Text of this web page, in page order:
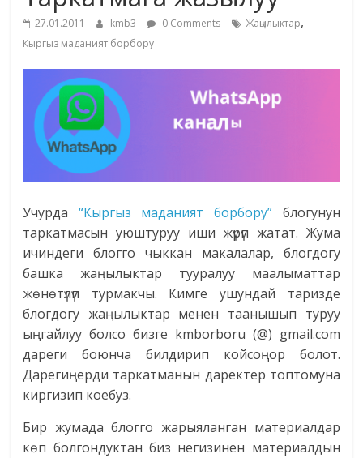
маданияты
жана
адабияты
27.01.2011 kmb3 0 Comments Жаңылыктар,
Кыргыз маданият борбору
Учурда “Кыргыз маданият борбору” блогунун
таркатмасын уюштуруу иши жүрүп жатат. Жума
ичиндеги блогго чыккан макалалар, блогдогу
башка жаңылыктар тууралуу маалыматтар
жөнөтүлүп турмакчы. Кимге ушундай таризде
блогдогу жаңылыктар менен таанышып туруу
ыңгайлуу болсо бизге kmborboru (@) gmail.com
дареги боюнча билдирип койсоңор болот.
Дарегиңерди таркатманын даректер топтомуна
киргизип коебуз.
Бир жумада блогго жарыяланган материалдар
көп болгондуктан биз негизинен материалдын